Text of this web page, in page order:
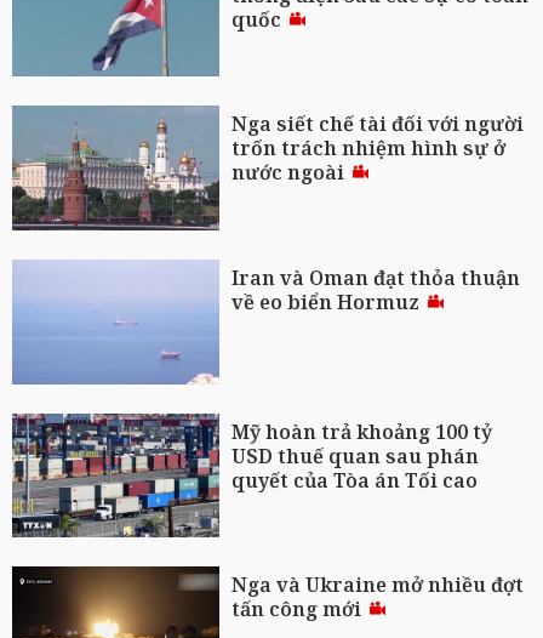
quốc
Nga siết chế tài đối với người
trốn trách nhiệm hình sự ở
nước ngoài
Iran và Oman đạt thỏa thuận
về eo biển Hormuz
Mỹ hoàn trả khoảng 100 tỷ
USD thuế quan sau phán
quyết của Tòa án Tối cao
Nga và Ukraine mở nhiều đợt
tấn công mới